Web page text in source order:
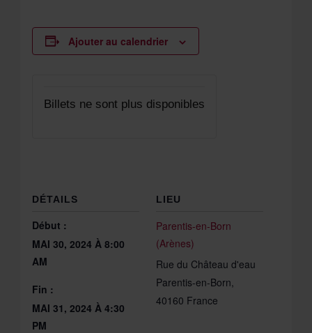
Ajouter au calendrier
DÉTAILS
Début :
MAI 30, 2024 À 8:00
AM
Fin :
MAI 31, 2024 À 4:30
PM
LIEU
Parentis-en-Born
(Arènes)
Rue du Château d'eau
Parentis-en-Born
40160 France
Billets ne sont plus disponibles